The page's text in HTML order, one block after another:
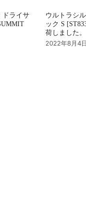
ドライサ
ウルトラシ
ック S
荷しました。
2022年8月4日